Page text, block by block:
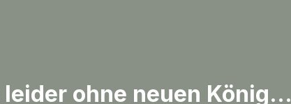
leider ohne neuen König…